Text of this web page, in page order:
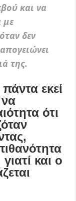
και να
με
δεν
της.
εκεί
να
ότι
και ο